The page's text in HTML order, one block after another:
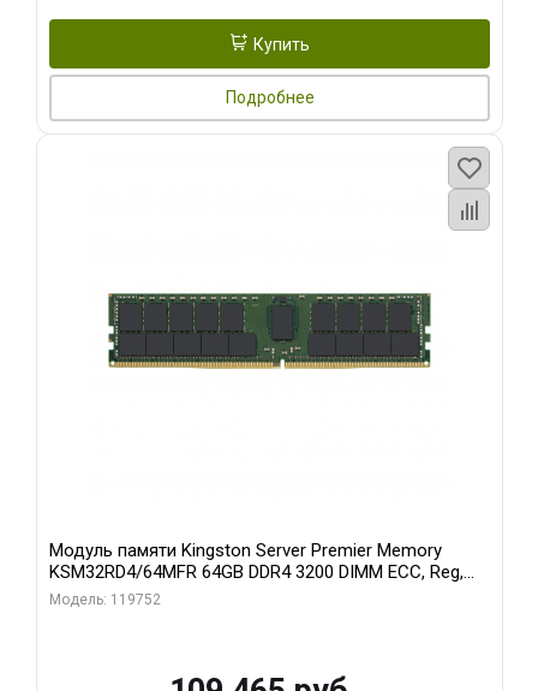
Купить
Подробнее
Модуль памяти Kingston Server Premier Memory
KSM32RD4/64MFR 64GB DDR4 3200 DIMM ECC, Reg,
CL22, 1.2V
Модель: 119752